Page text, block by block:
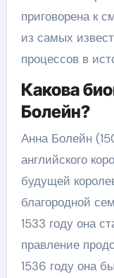
приговорена к
из самых
процессов в
Какова
Болейн?
Анна Болейн
английского
будущей
благородной
1533 году она
правление
1536 году она